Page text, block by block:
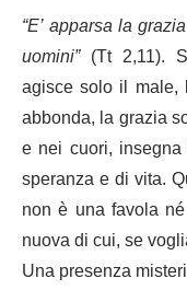
“E’ apparsa la
uomini”(Tt 2,11).
agisce solo il
abbonda, la grazia
e nei cuori,
speranza e di vita.
non è una favola
nuova di cui, se
Una presenza